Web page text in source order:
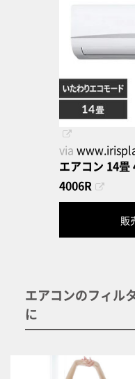
via
エアコン 14
4006R
販
エアコンのフィル
に